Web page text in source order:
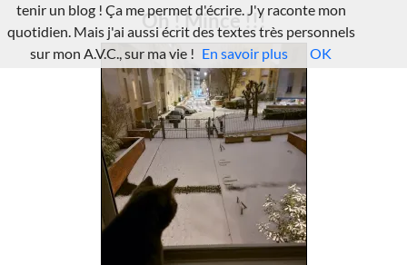
Oh ! Mince !!!
tenir un blog ! Ça me permet d'écrire. J'y raconte mon
quotidien. Mais j'ai aussi écrit des textes très personnels
sur mon A.V.C., sur ma vie ! En savoir plus OK